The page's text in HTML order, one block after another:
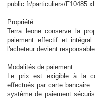
public.fr/particuliers/
Propriété
Terra leone conserve la
paiement effectif et
l'acheteur devient
Modalités de paiement
Le prix est exigible à la
effectués par carte
système de paiement